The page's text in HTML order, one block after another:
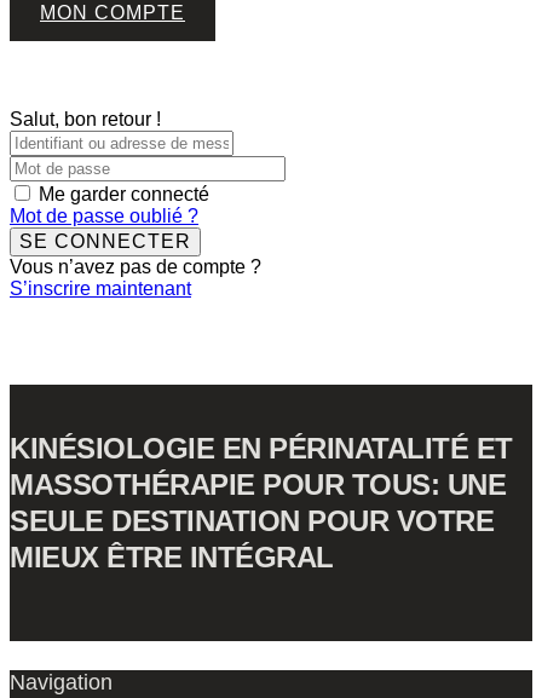
MON COMPTE
Salut, bon retour !
Me garder connecté
Mot de passe oublié ?
SE CONNECTER
Vous n’avez pas de compte ?
S’inscrire maintenant
KINÉSIOLOGIE EN PÉRINATALITÉ ET
MASSOTHÉRAPIE POUR TOUS: UNE
SEULE DESTINATION POUR VOTRE
MIEUX ÊTRE INTÉGRAL
Navigation